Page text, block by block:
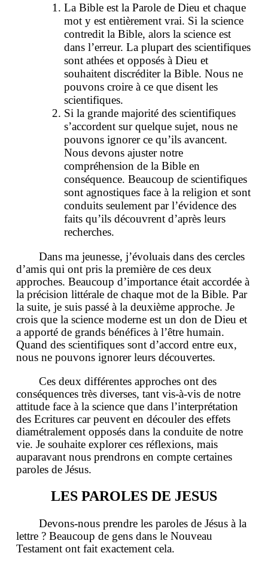
La Bible est la Parole de Dieu et chaque
mot y est entièrement vrai. Si la science
contredit la Bible, alors la science est
dans l’erreur. La plupart des scientifiques
sont athées et opposés à Dieu et
souhaitent discréditer la Bible. Nous ne
pouvons croire à ce que disent les
scientifiques.
Si la grande majorité des scientifiques
s’accordent sur quelque sujet, nous ne
pouvons ignorer ce qu’ils avancent.
Nous devons ajuster notre
compréhension de la Bible en
conséquence. Beaucoup de scientifiques
sont agnostiques face à la religion et sont
conduits seulement par l’évidence des
faits qu’ils découvrent d’après leurs
recherches.
Dans ma jeunesse, j’évoluais dans des cercles
d’amis qui ont pris la première de ces deux
approches. Beaucoup d’importance était accordée à
la précision littérale de chaque mot de la Bible. Par
la suite, je suis passé à la deuxième approche. Je
crois que la science moderne est un don de Dieu et
a apporté de grands bénéfices à l’être humain.
Quand des scientifiques sont d’accord entre eux,
nous ne pouvons ignorer leurs découvertes.
Ces deux différentes approches ont des
conséquences très diverses, tant vis-à-vis de notre
attitude face à la science que dans l’interprétation
des Ecritures car peuvent en découler des effets
diamétralement opposés dans la conduite de notre
vie. Je souhaite explorer ces réflexions, mais
auparavant nous prendrons en compte certaines
paroles de Jésus.
LES PAROLES DE JESUS
Devons-nous prendre les paroles de Jésus à la
lettre ? Beaucoup de gens dans le Nouveau
Testament ont fait exactement cela.